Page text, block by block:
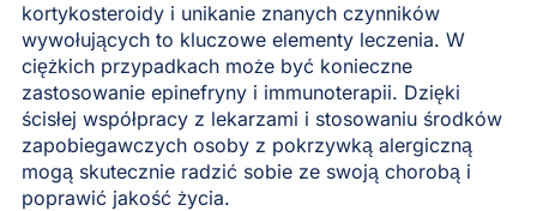
kortykosteroidy i unikanie znanych czynników
wywołujących to kluczowe elementy leczenia. W
ciężkich przypadkach może być konieczne
zastosowanie epinefryny i immunoterapii. Dzięki
ścisłej współpracy z lekarzami i stosowaniu środków
zapobiegawczych osoby z pokrzywką alergiczną
mogą skutecznie radzić sobie ze swoją chorobą i
poprawić jakość życia.